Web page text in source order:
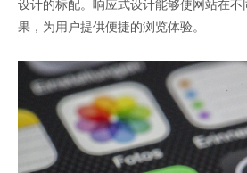
设计的标配。响应式设计能够使网站在不
果，为用户提供便捷的浏览体验。